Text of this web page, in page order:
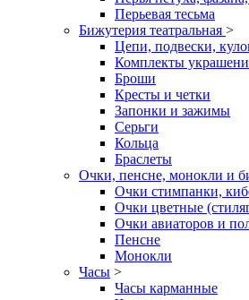
Перьевая тесьма
Бижутерия театральная >
Цепи, подвески,
Комплекты
Броши
Кресты и четки
Запонки и зажимы
Серьги
Кольца
Браслеты
Очки, пенсне, монокли и
Очки стимпанки,
Очки цветные
Очки авиаторов и
Пенсне
Монокли
Часы >
Часы карманные